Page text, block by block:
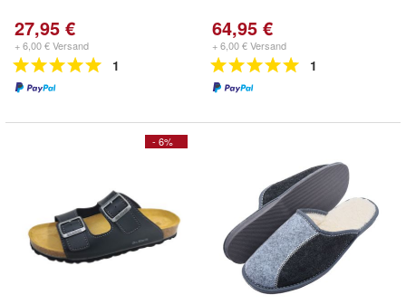
27,95 €
+ 6,00 € Versand
1
64,95 €
+ 6,00 € Versand
1
- 6%